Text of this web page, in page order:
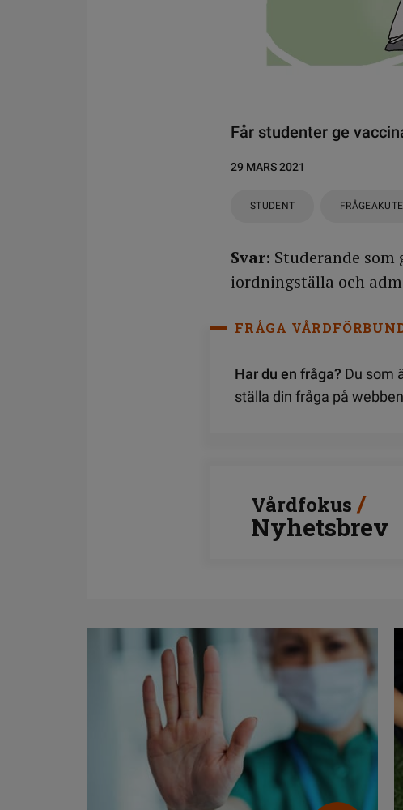
Får studenter ge
29 MARS 2021
STUDENT
Svar: Studerande
iordningställa och
FRÅGA
Har du en fråga? Du som
ställa din fråga på webben
Vårdfokus /
Nyhetsbrev